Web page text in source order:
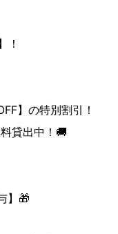
！
】の特別割引！
貸出中！🚚
】🎁